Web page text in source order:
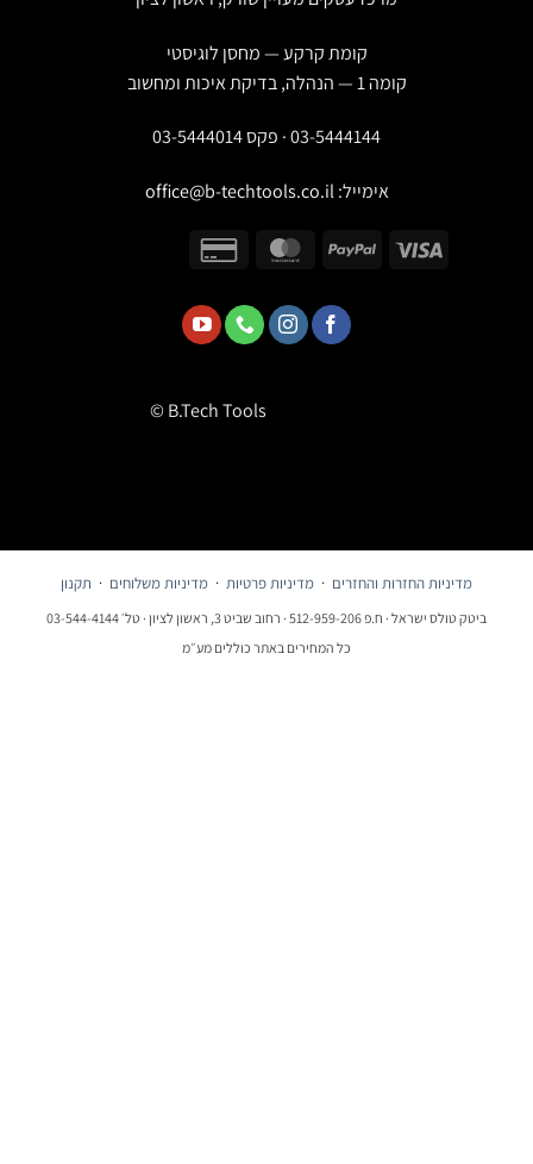
קומת קרקע — מחסן לוגיסטי
03-5444144 · פקס 03-5444014
office@b-techtools.co.il
© B.Tech Tools
החזרות והחזרים· מדיניות פרטיות·מדיניות משלוחים·תקנון
· ח.פ 512-959-206 · רחוב שביט 3, ראשון לציון · טל׳ 03-544-4144
כל המחירים באתר כוללים מע״מ